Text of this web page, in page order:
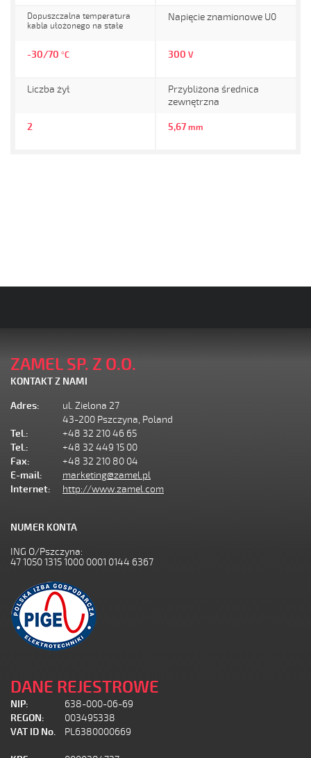
Dopuszczalna temperatura
kabla ułożonego na stałe
-30/70 °C
Napięcie znamionowe U0
300 V
Liczba żył
2
Przybliżona średnica
zewnętrzna
5,67 mm
ZAMEL SP. Z O.O.
KONTAKT Z NAMI
Adres:
ul. Zielona 27
43-200 Pszczyna, Poland
Tel.:
+48 32 210 46 65
Tel.:
+48 32 449 15 00
Fax:
+48 32 210 80 04
E-mail:
marketing@zamel.pl
Internet:
http://www.zamel.com
NUMER KONTA
ING O/Pszczyna:
47 1050 1315 1000 0001 0144 6367
DANE REJESTROWE
NIP:
638-000-06-69
REGON:
003495338
VAT ID No.
PL6380000669